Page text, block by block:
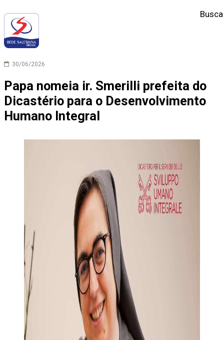
Busca
30/06/2026
Papa nomeia ir. Smerilli prefeita do
Dicastério para o Desenvolvimento
Humano Integral